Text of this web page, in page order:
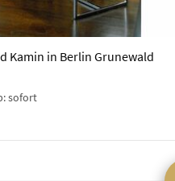
Kamin in Berlin Grunewald
sofort